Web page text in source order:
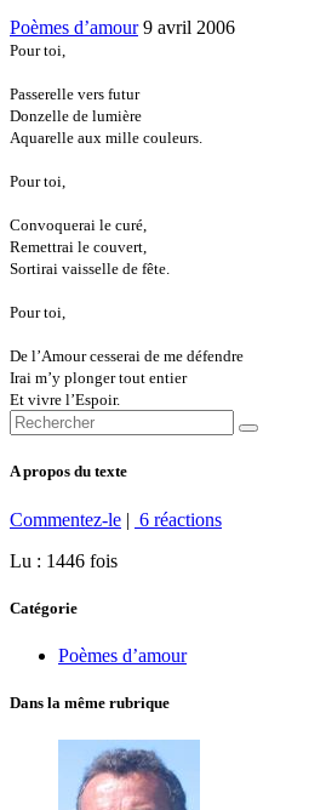
Poèmes d’amour 9 avril 2006
Pour toi,
Passerelle vers futur
Donzelle de lumière
Aquarelle aux mille couleurs.
Pour toi,
Convoquerai le curé,
Remettrai le couvert,
Sortirai vaisselle de fête.
Pour toi,
De l’Amour cesserai de me défendre
Irai m’y plonger tout entier
Et vivre l’Espoir.
A propos du texte
Commentez-le | 6 réactions
Lu : 1446 fois
Catégorie
Poèmes d’amour
Dans la même rubrique